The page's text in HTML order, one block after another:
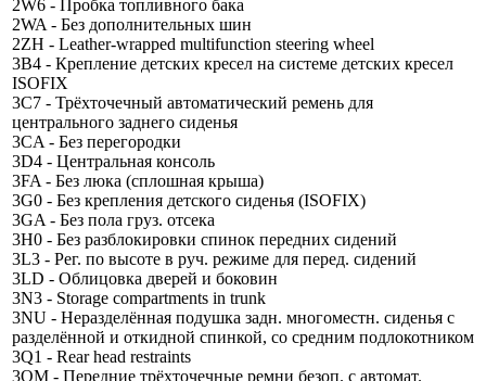
2W6 - Пробка топливного бака
2WA - Без дополнительных шин
2ZH - Leather-wrapped multifunction steering wheel
3B4 - Крепление детских кресел на системе детских кресел
ISOFIX
3C7 - Трёхточечный автоматический ремень для
центрального заднего сиденья
3CA - Без перегородки
3D4 - Центральная консоль
3FA - Без люка (сплошная крыша)
3G0 - Без крепления детского сиденья (ISOFIX)
3GA - Без пола груз. отсека
3H0 - Без разблокировки спинок передних сидений
3L3 - Рег. по высоте в руч. режиме для перед. сидений
3LD - Облицовка дверей и боковин
3N3 - Storage compartments in trunk
3NU - Неразделённая подушка задн. многоместн. сиденья с
разделённой и откидной спинкой, со средним подлокотником
3Q1 - Rear head restraints
3QM - Передние трёхточечные ремни безоп. с автомат.